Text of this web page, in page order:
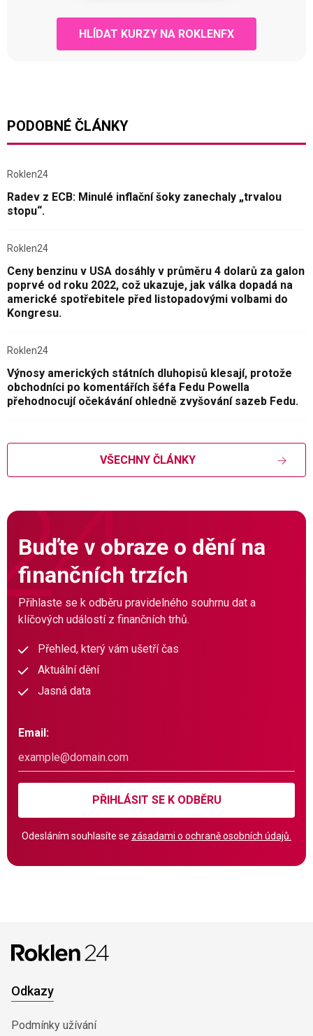
HLÍDAT KURZY NA ROKLENFX
PODOBNÉ ČLÁNKY
Roklen24
Radev z ECB: Minulé inflační šoky zanechaly „trvalou
stopu“.
Roklen24
Ceny benzinu v USA dosáhly v průměru 4 dolarů za galon
poprvé od roku 2022, což ukazuje, jak válka dopadá na
americké spotřebitele před listopadovými volbami do
Kongresu.
Roklen24
Výnosy amerických státních dluhopisů klesají, protože
obchodníci po komentářích šéfa Fedu Powella
přehodnocují očekávání ohledně zvyšování sazeb Fedu.
VŠECHNY ČLÁNKY
Buďte v obraze o dění na
finančních trzích
Přihlaste se k odběru pravidelného souhrnu dat a
klíčových událostí z finančních trhů.
Přehled, který vám ušetří čas
Aktuální dění
Jasná data
Email:
PŘIHLÁSIT SE K ODBĚRU
Odesláním souhlasíte se zásadami o ochraně osobních údajů.
Odkazy
Podmínky užívání